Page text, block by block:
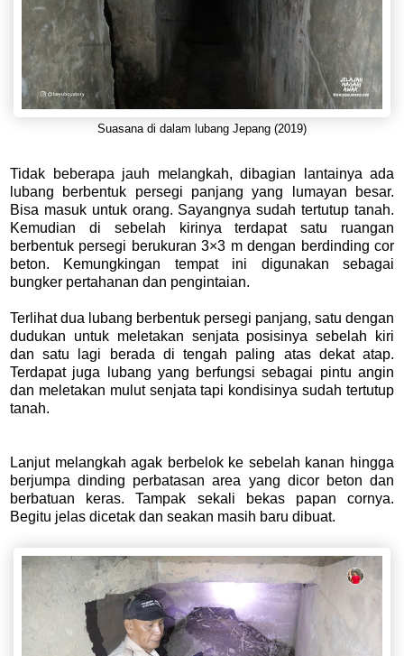
Suasana di dalam lubang Jepang (2019)
Tidak beberapa jauh melangkah, dibagian lantainya ada
lubang berbentuk persegi panjang yang lumayan besar.
Bisa masuk untuk orang. Sayangnya sudah tertutup tanah.
Kemudian di sebelah kirinya terdapat satu ruangan
berbentuk persegi berukuran 3×3 m dengan berdinding cor
beton. Kemungkingan tempat ini digunakan sebagai
bungker pertahanan dan pengintaian.
Terlihat dua lubang berbentuk persegi panjang, satu dengan
dudukan untuk meletakan senjata posisinya sebelah kiri
dan satu lagi berada di tengah paling atas dekat atap.
Terdapat juga lubang yang berfungsi sebagai pintu angin
dan meletakan mulut senjata tapi kondisinya sudah tertutup
tanah.
Lanjut melangkah agak berbelok ke sebelah kanan hingga
berjumpa dinding perbatasan area yang dicor beton dan
berbatuan keras. Tampak sekali bekas papan cornya.
Begitu jelas dicetak dan seakan masih baru dibuat.